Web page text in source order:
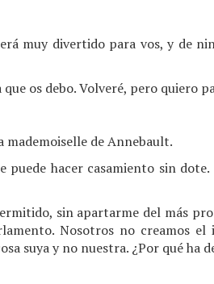
muy divertido para vos, y de
os debo. Volveré, pero quiero
de Annebault.
hacer casamiento sin
sin apartarme del más
Nosotros no creamos
suya y no nuestra. ¿Por qué ha